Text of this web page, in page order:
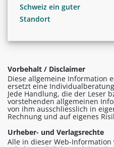
Schweiz ein guter
Standort
Vorbehalt / Disclaimer
Diese allgemeine Information
ersetzt eine
Jede Handlung, die der Leser
vorstehenden allgemeinen
von ihm ausschliesslich in
Rechnung und auf eigenes
Urheber- und Verlagsrechte
Alle in dieser Web-